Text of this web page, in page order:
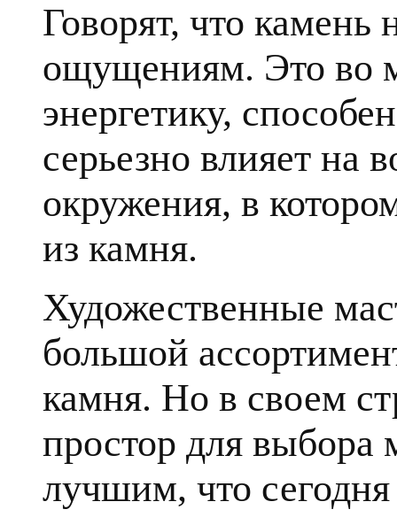
Говорят, что
ощущениям. Это во
энергетику,
серьезно влияет на
окружения, в
из камня.
Художественные
большой
камня. Но в своем
простор для выбора
лучшим, что